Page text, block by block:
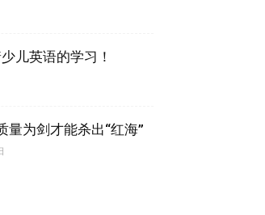
儿英语的学习！
量为剑才能杀出“红海”